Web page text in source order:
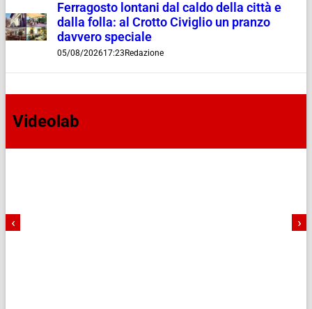
Ferragosto lontani dal caldo della città e
dalla folla: al Crotto Civiglio un pranzo
davvero speciale
05/08/202617:23 Redazione
Videolab
‹ ›